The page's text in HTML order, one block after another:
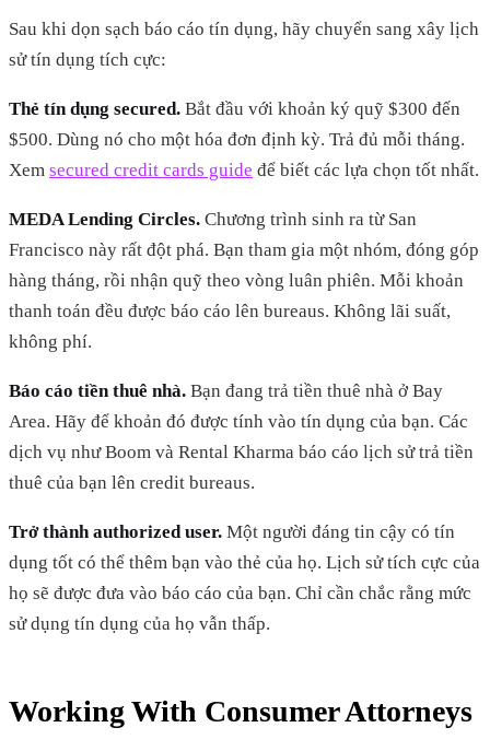
Sau khi dọn sạch báo cáo tín dụng, hãy chuyển sang xây lịch
sử tín dụng tích cực:
Thẻ tín dụng secured. Bắt đầu với khoản ký quỹ $300 đến
$500. Dùng nó cho một hóa đơn định kỳ. Trả đủ mỗi tháng.
Xem secured credit cards guide để biết các lựa chọn tốt nhất.
MEDA Lending Circles. Chương trình sinh ra từ San
Francisco này rất đột phá. Bạn tham gia một nhóm, đóng góp
hàng tháng, rồi nhận quỹ theo vòng luân phiên. Mỗi khoản
thanh toán đều được báo cáo lên bureaus. Không lãi suất,
không phí.
Báo cáo tiền thuê nhà. Bạn đang trả tiền thuê nhà ở Bay
Area. Hãy để khoản đó được tính vào tín dụng của bạn. Các
dịch vụ như Boom và Rental Kharma báo cáo lịch sử trả tiền
thuê của bạn lên credit bureaus.
Trở thành authorized user. Một người đáng tin cậy có tín
dụng tốt có thể thêm bạn vào thẻ của họ. Lịch sử tích cực của
họ sẽ được đưa vào báo cáo của bạn. Chỉ cần chắc rằng mức
sử dụng tín dụng của họ vẫn thấp.
Working With Consumer Attorneys